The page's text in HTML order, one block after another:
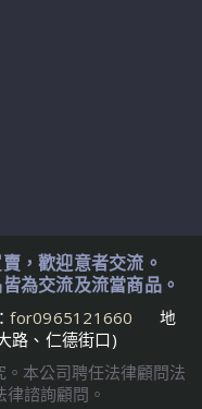
，歡迎意者交流。
為交流及流當商品。
for0965121660
地
路、仁德街口)
本公司聘任法律顧問法
諮詢顧問。